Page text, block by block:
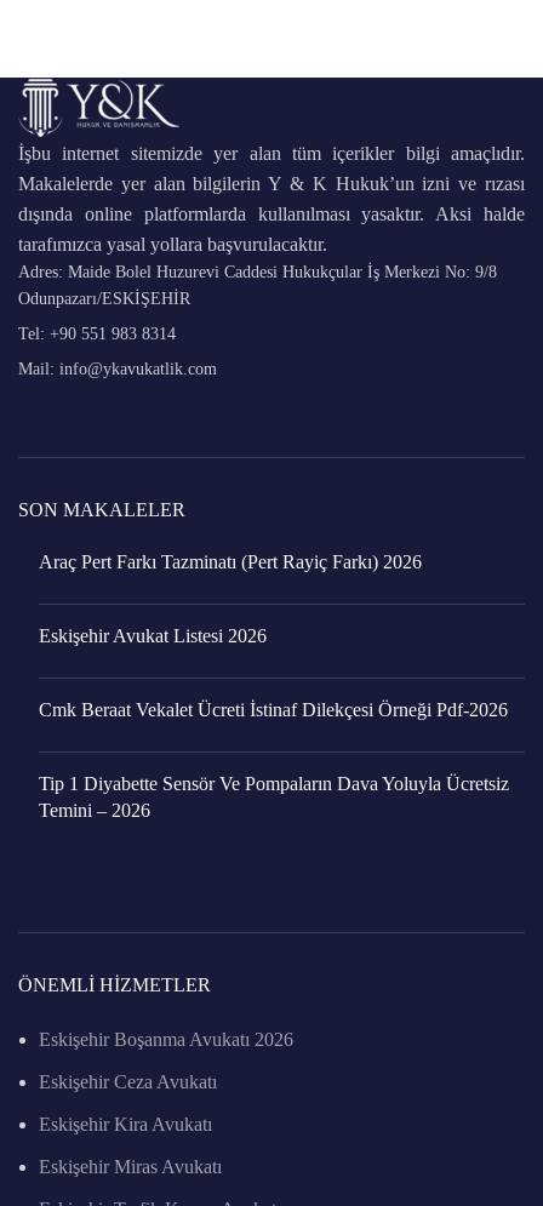
İşbu internet sitemizde yer alan tüm içerikler bilgi amaçlıdır.
Makalelerde yer alan bilgilerin Y & K Hukuk’un izni ve rızası
dışında online platformlarda kullanılması yasaktır. Aksi halde
tarafımızca yasal yollara başvurulacaktır.
Adres: Maide Bolel Huzurevi Caddesi Hukukçular İş Merkezi No: 9/8
Odunpazarı/ESKİŞEHİR
Tel: +90 551 983 8314
Mail: info@ykavukatlik.com
SON MAKALELER
Araç Pert Farkı Tazminatı (Pert Rayiç Farkı) 2026
Eskişehir Avukat Listesi 2026
Cmk Beraat Vekalet Ücreti İstinaf Dilekçesi Örneği Pdf-2026
Tip 1 Diyabette Sensör Ve Pompaların Dava Yoluyla Ücretsiz
Temini – 2026
ÖNEMLI HIZMETLER
Eskişehir Boşanma Avukatı 2026
Eskişehir Ceza Avukatı
Eskişehir Kira Avukatı
Eskişehir Miras Avukatı